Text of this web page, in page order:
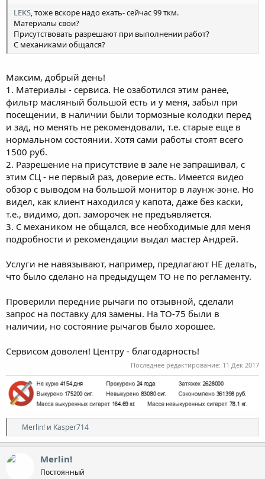
LEKS, тоже вскоре надо ехать- сейчас 99 ткм.
Материалы свои?
Присутствовать разрешают при выполнении работ?
С механиками общался?
Максим, добрый день!
1. Материалы - сервиса. Не озаботился этим ранее,
фильтр масляный большой есть и у меня, забыл при
посещении, в наличии были тормозные колодки перед
и зад, но менять не рекомендовали, т.е. старые еще в
нормальном состоянии. Хотя сами работы стоят всего
1500 руб.
2. Разрешение на присутствие в зале не запрашивал, с
этим СЦ - не первый раз, доверие есть. Имеется видео
обзор с выводом на большой монитор в лаунж-зоне. Но
видел, как клиент находился у капота, даже без каски,
т.е., видимо, доп. заморочек не предъявляется.
3. С механиком не общался, все необходимые для меня
подробности и рекомендации выдал мастер Андрей.
Услуги не навязывают, например, предлагают НЕ делать,
что было сделано на предыдущем ТО не по регламенту.
Проверили передние рычаги по отзывной, сделали
запрос на поставку для замены. На ТО-75 были в
наличии, но состояние рычагов было хорошее.
Сервисом доволен! Центру - благодарность!
Последнее редактирование: 11 Дек 2017
Р
е
а
Merlin! и Kasper714
Merlin!
Постоянный